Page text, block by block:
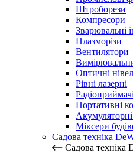
Штроборези
Компресори
Зварювальні
Плазморізи
Вентилятори
Оптичні
Рівні лазерні
Радіоприймачі
Портативні
Акумуляторні
Міксери
Садова техніка
Садова техніка